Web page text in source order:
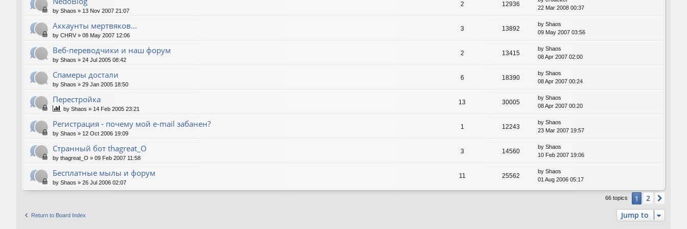
by Shaos » 13 Nov 2007 21:07
2 12936
22 Mar 2008 00:37
Аккаунты мертвяков...
by CHRV » 08 May 2007 12:06
3 13892
by Shaos
09 May 2007 03:56
Веб-переводчики и наш форум
by Shaos » 24 Jul 2005 08:42
2 13415
by Shaos
08 Apr 2007 02:00
Спамеры достали
by Shaos » 29 Jan 2005 18:50
6 18390
by Shaos
08 Apr 2007 00:24
Перестройка
by Shaos » 14 Feb 2005 23:21
13 30005
by Shaos
08 Apr 2007 00:20
Регистрация - почему мой e-mail забанен?
by Shaos » 12 Oct 2006 19:09
1 12243
by Shaos
23 Mar 2007 19:57
Странный бот thagreat_O
by thagreat_O » 09 Feb 2007 11:58
3 14560
by Shaos
10 Feb 2007 19:06
Бесплатные мылы и форум
by Shaos » 26 Jul 2006 02:07
11 25562
by Shaos
01 Aug 2006 05:17
66 topics 1 2
Return to Board Index Jump to